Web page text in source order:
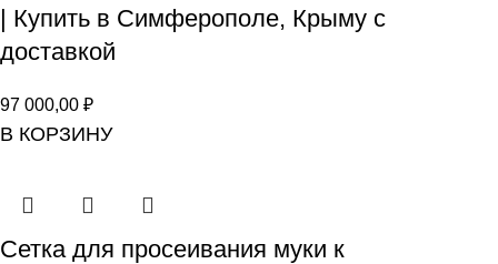
| Купить в Симферополе, Крыму с
доставкой
97 000,00 ₽
В КОРЗИНУ
Сетка для просеивания муки к